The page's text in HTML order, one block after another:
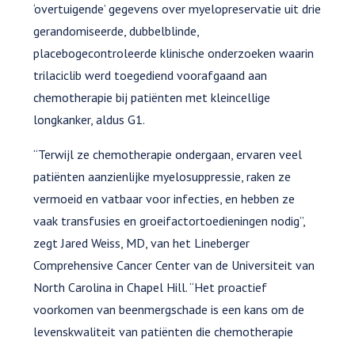
‘overtuigende’ gegevens over myelopreservatie uit drie
gerandomiseerde, dubbelblinde,
placebogecontroleerde klinische onderzoeken waarin
trilaciclib werd toegediend voorafgaand aan
chemotherapie bij patiënten met kleincellige
longkanker, aldus G1.
“Terwijl ze chemotherapie ondergaan, ervaren veel
patiënten aanzienlijke myelosuppressie, raken ze
vermoeid en vatbaar voor infecties, en hebben ze
vaak transfusies en groeifactortoedieningen nodig”,
zegt Jared Weiss, MD, van het Lineberger
Comprehensive Cancer Center van de Universiteit van
North Carolina in Chapel Hill. “Het proactief
voorkomen van beenmergschade is een kans om de
levenskwaliteit van patiënten die chemotherapie